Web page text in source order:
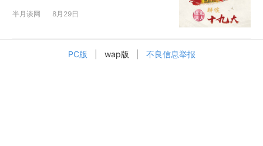
半月谈网 8月29日
PC版 wap版 不良信息举报